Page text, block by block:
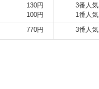
130円
100円
3番人気
1番人気
770円 3番人気